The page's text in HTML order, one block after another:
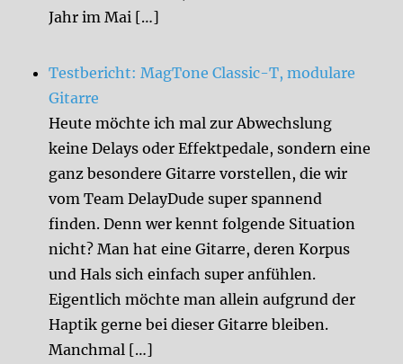
Jahr im Mai […]
Testbericht: MagTone Classic-T, modulare
Gitarre
Heute möchte ich mal zur Abwechslung
keine Delays oder Effektpedale, sondern eine
ganz besondere Gitarre vorstellen, die wir
vom Team DelayDude super spannend
finden. Denn wer kennt folgende Situation
nicht? Man hat eine Gitarre, deren Korpus
und Hals sich einfach super anfühlen.
Eigentlich möchte man allein aufgrund der
Haptik gerne bei dieser Gitarre bleiben.
Manchmal […]